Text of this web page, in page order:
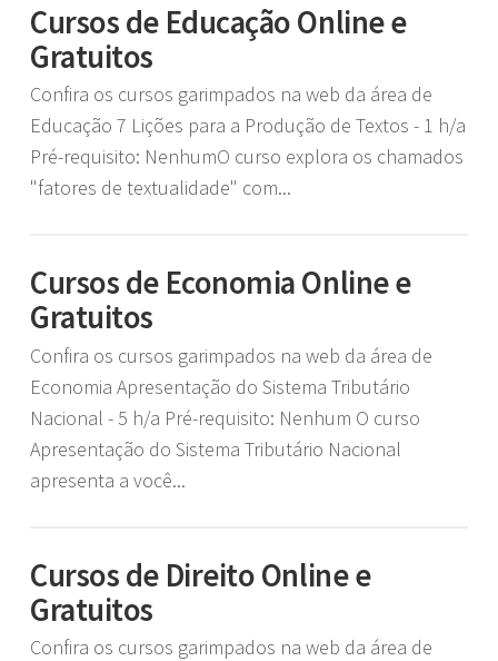
Cursos de Educação Online e
Gratuitos
Confira os cursos garimpados na web da área de
Educação 7 Lições para a Produção de Textos - 1 h/a
Pré-requisito: NenhumO curso explora os chamados
"fatores de textualidade" com...
Cursos de Economia Online e
Gratuitos
Confira os cursos garimpados na web da área de
Economia Apresentação do Sistema Tributário
Nacional - 5 h/a Pré-requisito: Nenhum O curso
Apresentação do Sistema Tributário Nacional
apresenta a você...
Cursos de Direito Online e
Gratuitos
Confira os cursos garimpados na web da área de